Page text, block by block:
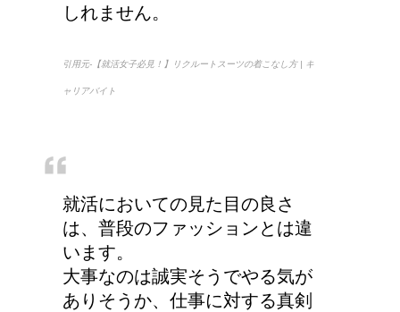
しれません。
引用元-【就活女子必見！】リクルートスーツの着こなし方 | キ
ャリアバイト
就活においての見た目の良さ
は、普段のファッションとは違
います。
大事なのは誠実そうでやる気が
ありそうか、仕事に対する真剣